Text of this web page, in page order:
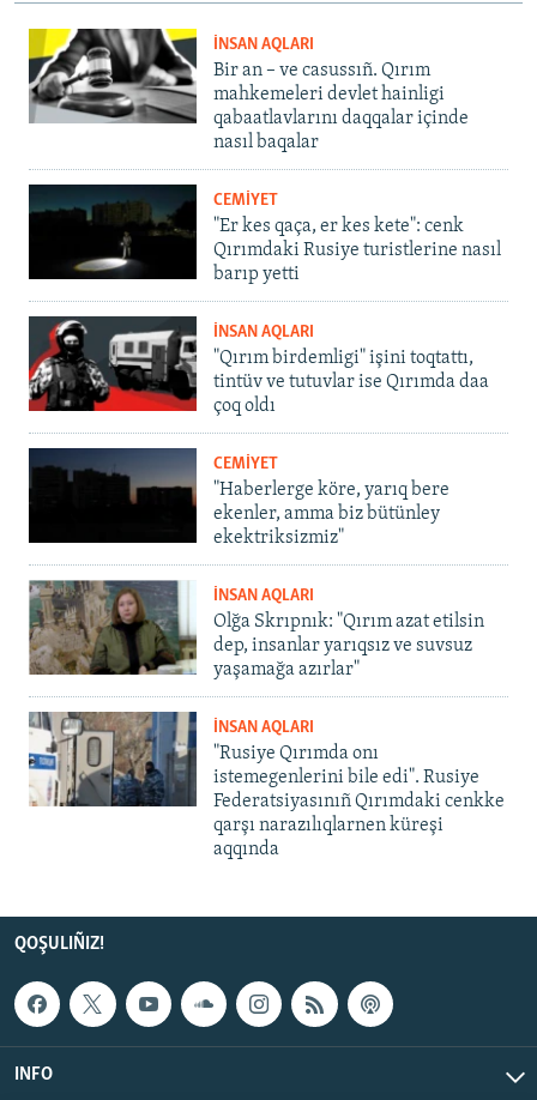
İNSAN AQLARI
Bir an – ve casussıñ. Qırım
mahkemeleri devlet hainligi
qabaatlavlarını daqqalar içinde
nasıl baqalar
CEMİYET
"Er kes qaça, er kes kete": cenk
Qırımdaki Rusiye turistlerine nasıl
barıp yetti
İNSAN AQLARI
"Qırım birdemligi" işini toqtattı,
tintüv ve tutuvlar ise Qırımda daa
çoq oldı
CEMİYET
"Haberlerge köre, yarıq bere
ekenler, amma biz bütünley
ekektriksizmiz"
İNSAN AQLARI
Olğa Skrıpnık: "Qırım azat etilsin
dep, insanlar yarıqsız ve suvsuz
yaşamağa azırlar"
İNSAN AQLARI
"Rusiye Qırımda onı
istemegenlerini bile edi". Rusiye
Federatsiyasınıñ Qırımdaki cenkke
qarşı narazılıqlarnen küreşi
aqqında
QOŞULIÑIZ!
INFO